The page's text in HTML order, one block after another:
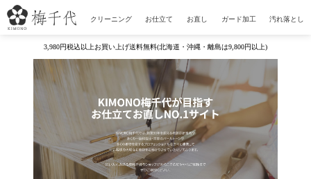
クリーニング お仕立て お直し ガード加工 汚れ落とし
3,980円税込以上お買い上げ送料無料(北海道・沖縄・離島は9,800円以上)